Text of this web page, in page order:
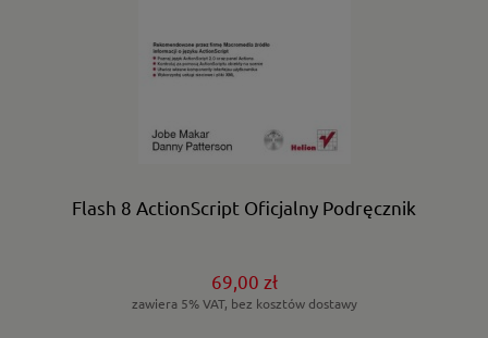
Flash 8 ActionScript Oficjalny Podręcznik
69,00 zł
zawiera 5% VAT, bez kosztów dostawy